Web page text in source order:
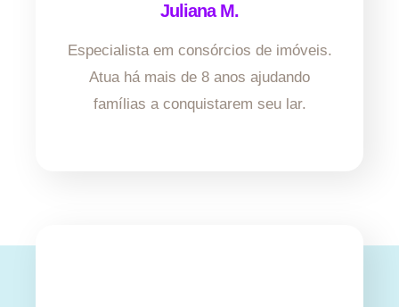
Juliana M.
Especialista em consórcios de imóveis.
Atua há mais de 8 anos ajudando
famílias a conquistarem seu lar.